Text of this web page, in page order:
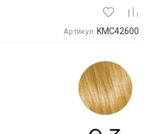
Артикул: KMC42600